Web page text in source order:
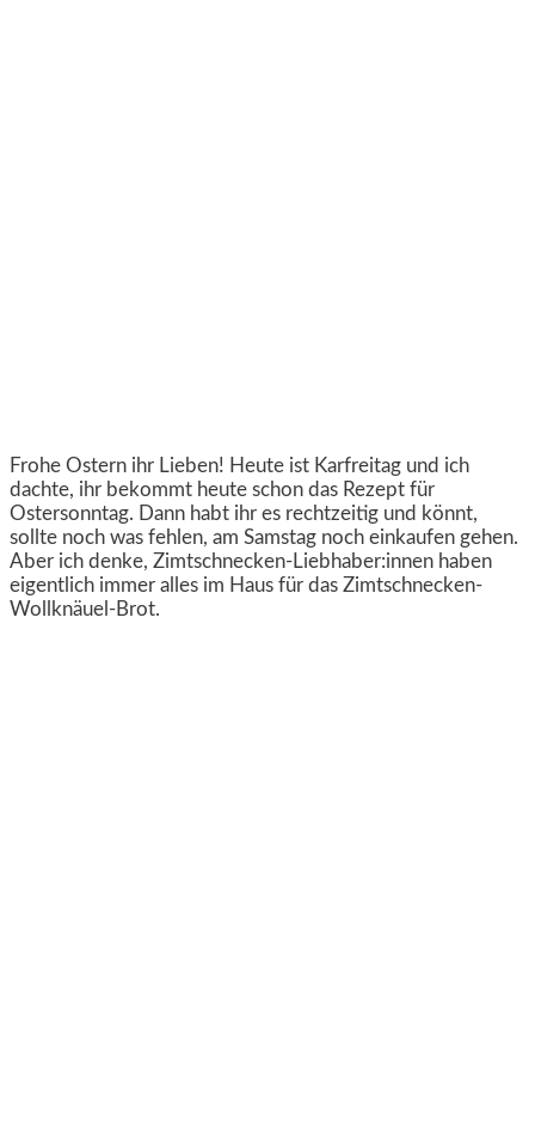
Frohe Ostern ihr Lieben! Heute ist Karfreitag und ich
dachte, ihr bekommt heute schon das Rezept für
Ostersonntag. Dann habt ihr es rechtzeitig und könnt,
sollte noch was fehlen, am Samstag noch einkaufen gehen.
Aber ich denke, Zimtschnecken-Liebhaber:innen haben
eigentlich immer alles im Haus für das Zimtschnecken-
Wollknäuel-Brot.